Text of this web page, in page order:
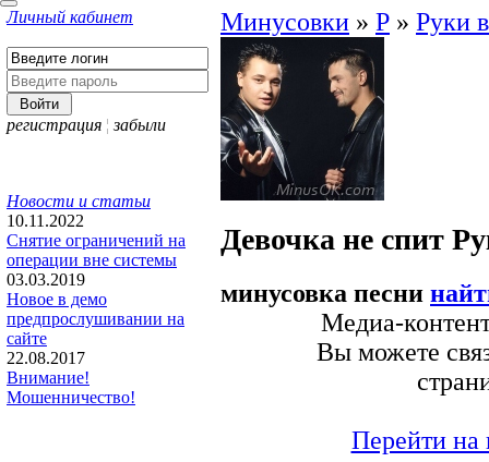
Личный кабинет
регистрация ¦ забыли
Новости и статьи
10.11.2022
Снятие ограничений на
операции вне системы
03.03.2019
Новое в демо
предпрослушивании на
сайте
22.08.2017
Внимание!
Мошенничество!
Минусовки » Р » Руки
Девочка не спит
минусовка песни
Медиа-
Вы можете
Перейти на